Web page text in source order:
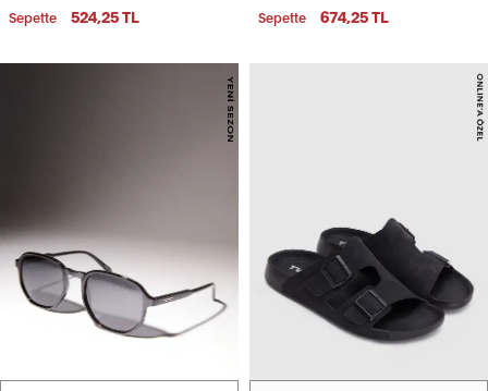
Sepette 524,25 TL
Gömlek
Sepette 674,25 TL